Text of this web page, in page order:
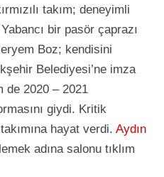
takım; deneyimli
bir pasör çaprazı
Boz; kendisini
Belediyesi’ne imza
de 2020 – 2021
giydi. Kritik
hayat verdi.Aydın
adına salonu tıklım